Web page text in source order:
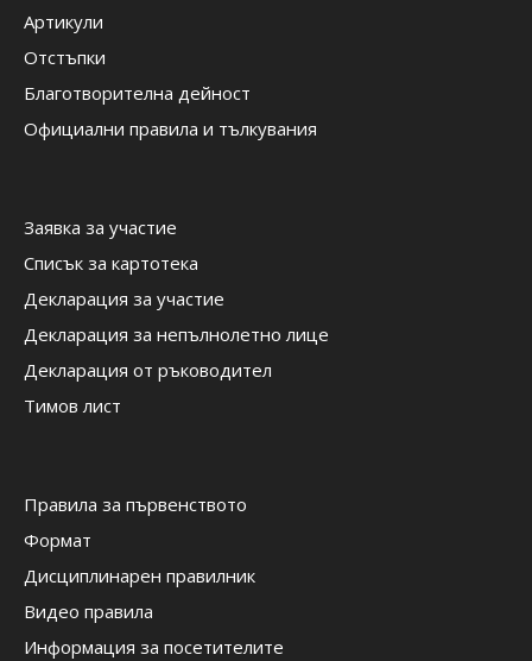
Артикули
Отстъпки
Благотворителна дейност
Официални правила и тълкувания
Заявка за участие
Списък за картотека
Декларация за участие
Декларация за непълнолетно лице
Декларация от ръководител
Тимов лист
Правила за първенството
Формат
Дисциплинарен правилник
Видео правила
Информация за посетителите